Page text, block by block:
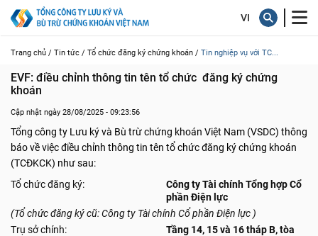
Trang chủ / Tin tức / Tổ chức đăng ký chứng khoán / Tin nghiệp vụ với TC...
EVF: điều chỉnh thông tin tên tổ chức  đăng ký chứng
khoán
Cập nhật ngày 28/08/2025 - 09:23:56
Tổng công ty Lưu ký và Bù trừ chứng khoán Việt Nam (VSDC) thông
báo về việc điều chỉnh thông tin tên tổ chức đăng ký chứng khoán
(TCĐKCK) như sau:
Tổ chức đăng ký:
Công ty Tài chính Tổng hợp Cổ
phần Điện lực
(Tổ chức đăng ký cũ: Công ty Tài chính Cổ phần Điện lực )
Trụ sở chính:
Tầng 14, 15 và 16 tháp B, tòa